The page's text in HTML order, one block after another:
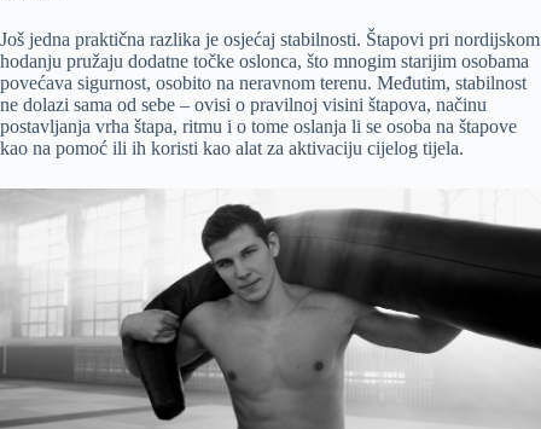
Još jedna praktična razlika je osjećaj stabilnosti. Štapovi pri nordijskom
hodanju pružaju dodatne točke oslonca, što mnogim starijim osobama
povećava sigurnost, osobito na neravnom terenu. Međutim, stabilnost
ne dolazi sama od sebe – ovisi o pravilnoj visini štapova, načinu
postavljanja vrha štapa, ritmu i o tome oslanja li se osoba na štapove
kao na pomoć ili ih koristi kao alat za aktivaciju cijelog tijela.